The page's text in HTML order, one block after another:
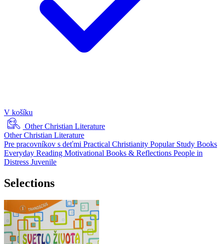
V košíku
Other Christian Literature
Other Christian Literature
Pre pracovníkov s deťmi Practical Christianity Popular Study Books
Everyday Reading Motivational Books & Reflections People in
Distress Juvenile
Selections